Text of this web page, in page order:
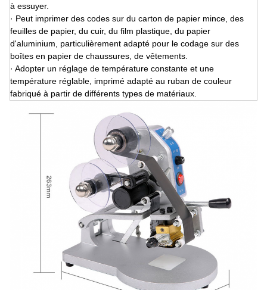
à essuyer.
· Peut imprimer des codes sur du carton de papier mince, des
feuilles de papier, du cuir, du film plastique, du papier
d'aluminium, particulièrement adapté pour le codage sur des
boîtes en papier de chaussures, de vêtements.
· Adopter un réglage de température constante et une
température réglable, imprimé adapté au ruban de couleur
fabriqué à partir de différents types de matériaux.